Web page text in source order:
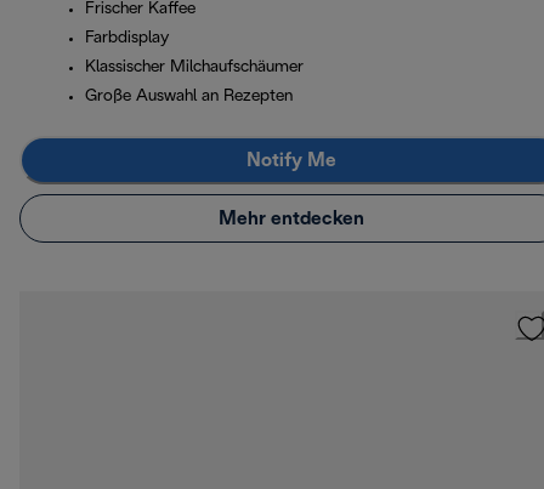
Frischer Kaffee
Farbdisplay
Klassischer Milchaufschäumer
Große Auswahl an Rezepten
Notify Me
Mehr entdecken